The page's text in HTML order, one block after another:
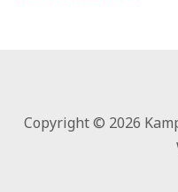
Copyright © 2026